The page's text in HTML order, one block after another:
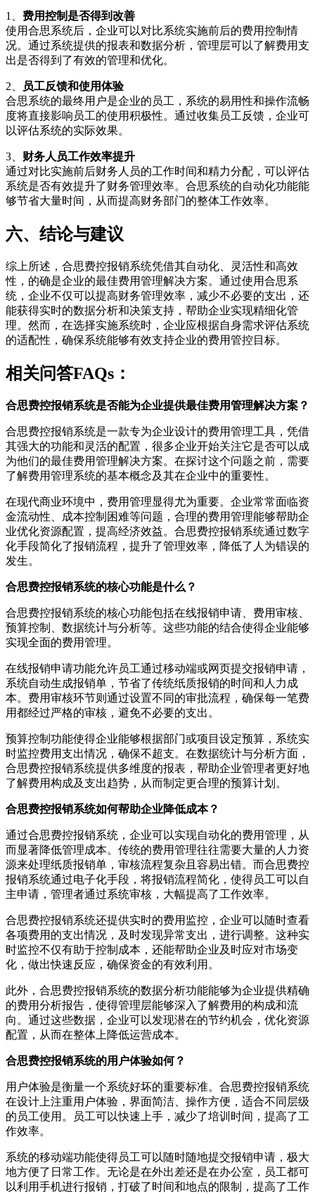
1、 费用控制是否得到改善
使用合思系统后，企业可以对比系统实施前后的费用控制情
况。通过系统提供的报表和数据分析，管理层可以了解费用支
出是否得到了有效的管理和优化。
2、
员工反馈和使用体验
合思系统的最终用户是企业的员工，系统的易用性和操作流畅
度将直接影响员工的使用积极性。通过收集员工反馈，企业可
以评估系统的实际效果。
3、 财务人员工作效率提升
通过对比实施前后财务人员的工作时间和精力分配，可以评估
系统是否有效提升了财务管理效率。合思系统的自动化功能能
够节省大量时间，从而提高财务部门的整体工作效率。
六、结论与建议
综上所述，合思费控报销系统凭借其自动化、灵活性和高效
性，的确是企业的最佳费用管理解决方案。通过使用合思系
统，企业不仅可以提高财务管理效率，减少不必要的支出，还
能获得实时的数据分析和决策支持，帮助企业实现精细化管
理。然而，在选择实施系统时，企业应根据自身需求评估系统
的适配性，确保系统能够有效支持企业的费用管控目标。
相关问答FAQs：
合思费控报销系统是否能为企业提供最佳费用管理解决方案？
合思费控报销系统是一款专为企业设计的费用管理工具，凭借
其强大的功能和灵活的配置，很多企业开始关注它是否可以成
为他们的最佳费用管理解决方案。在探讨这个问题之前，需要
了解费用管理系统的基本概念及其在企业中的重要性。
在现代商业环境中，费用管理显得尤为重要。企业常常面临资
金流动性、成本控制困难等问题，合理的费用管理能够帮助企
业优化资源配置，提高经济效益。合思费控报销系统通过数字
化手段简化了报销流程，提升了管理效率，降低了人为错误的
发生。
合思费控报销系统的核心功能是什么？
合思费控报销系统的核心功能包括在线报销申请、费用审核、
预算控制、数据统计与分析等。这些功能的结合使得企业能够
实现全面的费用管理。
在线报销申请功能允许员工通过移动端或网页提交报销申请，
系统自动生成报销单，节省了传统纸质报销的时间和人力成
本。费用审核环节则通过设置不同的审批流程，确保每一笔费
用都经过严格的审核，避免不必要的支出。
预算控制功能使得企业能够根据部门或项目设定预算，系统实
时监控费用支出情况，确保不超支。在数据统计与分析方面，
合思费控报销系统提供多维度的报表，帮助企业管理者更好地
了解费用构成及支出趋势，从而制定更合理的预算计划。
合思费控报销系统如何帮助企业降低成本？
通过合思费控报销系统，企业可以实现自动化的费用管理，从
而显著降低管理成本。传统的费用管理往往需要大量的人力资
源来处理纸质报销单，审核流程复杂且容易出错。而合思费控
报销系统通过电子化手段，将报销流程简化，使得员工可以自
主申请，管理者通过系统审核，大幅提高了工作效率。
合思费控报销系统还提供实时的费用监控，企业可以随时查看
各项费用的支出情况，及时发现异常支出，进行调整。这种实
时监控不仅有助于控制成本，还能帮助企业及时应对市场变
化，做出快速反应，确保资金的有效利用。
此外，合思费控报销系统的数据分析功能能够为企业提供精确
的费用分析报告，使得管理层能够深入了解费用的构成和流
向。通过这些数据，企业可以发现潜在的节约机会，优化资源
配置，从而在整体上降低运营成本。
合思费控报销系统的用户体验如何？
用户体验是衡量一个系统好坏的重要标准。合思费控报销系统
在设计上注重用户体验，界面简洁、操作方便，适合不同层级
的员工使用。员工可以快速上手，减少了培训时间，提高了工
作效率。
系统的移动端功能使得员工可以随时随地提交报销申请，极大
地方便了日常工作。无论是在外出差还是在办公室，员工都可
以利用手机进行报销，打破了时间和地点的限制，提高了工作